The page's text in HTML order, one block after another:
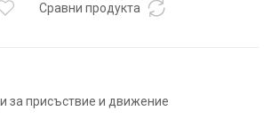
Сравни продукта
за присъствие и движение